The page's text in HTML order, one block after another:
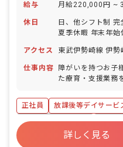
給与 月給220,000円 ~
休日
日、他シフト制
夏季休暇 年末年始
は結婚記念日）
間休日112日
アクセス 東武伊勢崎線 伊勢
仕事内容
障がいを持つお子
た療育・支援業務
送迎業務（私有車
会社負担いたしま
ト ・レクリエー
・手作りおやつな
自立に向けた社会
正社員
放課後等デイサービ
ボーナス・賞与あり
社会
昇給昇進あり
詳しく見る